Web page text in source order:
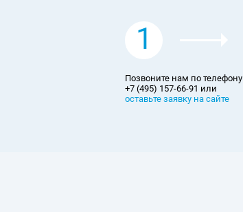
1
Позвоните нам по телефону
+7 (495) 157-66-91 или
оставьте заявку на сайте